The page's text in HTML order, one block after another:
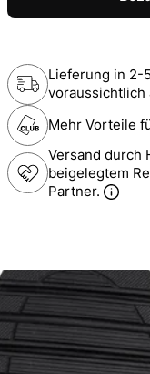
Lieferung in 2-
voraussichtlich
Mehr Vorteile
Versand durch
beigelegtem
Partner.